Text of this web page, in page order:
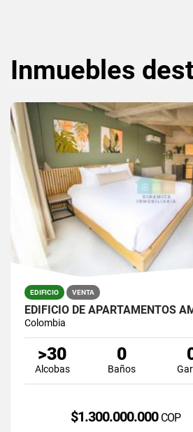
Inmuebles
EDIFICIO VENTA
Colombia
>30
Alcobas
0
Baños
$1.300.000.000 COP